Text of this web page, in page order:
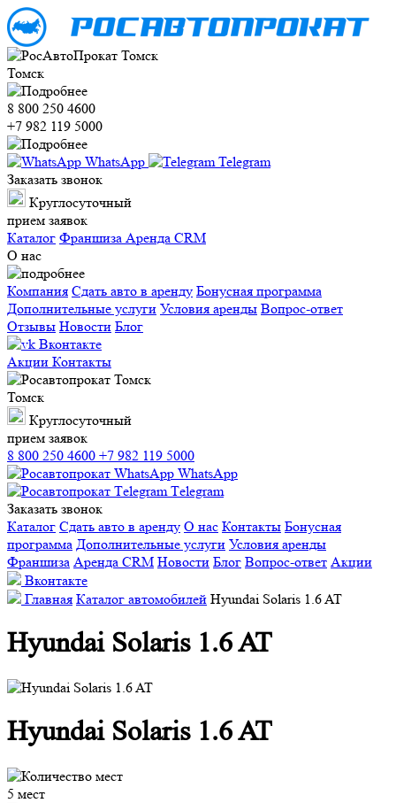
Томск
8 800 250 4600
+7 982 119 5000
WhatsApp
Telegram
Заказать звонок
Круглосуточный
прием заявок
Каталог Франшиза Аренда CRM
О нас
Компания Сдать авто в аренду Бонусная программа
Дополнительные услуги Условия аренды Вопрос-ответ
Отзывы Новости Блог
Вконтакте
Акции Контакты
Томск
Круглосуточный
прием заявок
8 800 250 4600 +7 982 119 5000
WhatsApp
Тelegram
Заказать звонок
Каталог Сдать авто в аренду О нас Контакты Бонусная
программа Дополнительные услуги Условия аренды
Франшиза Аренда CRM Новости Блог Вопрос-ответ Акции
Вконтакте
Главная Каталог автомобилей Hyundai Solaris 1.6 AT
Hyundai Solaris 1.6 AT
Hyundai Solaris 1.6 AT
5 мест